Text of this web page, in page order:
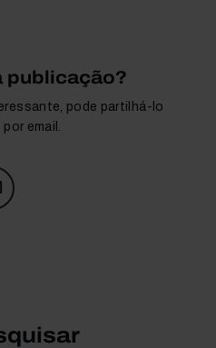
publicação?
pode partilhá-lo
email.